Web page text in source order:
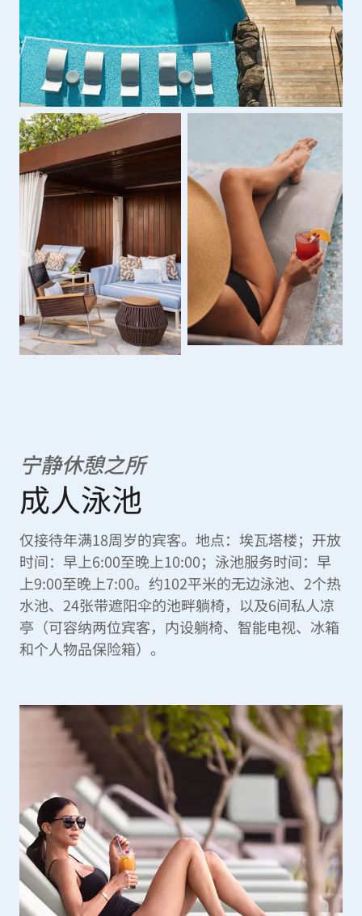
宁静休憩之所
成人泳池
仅接待年满18周岁的宾客。地点：埃瓦塔楼；开放
时间：早上6:00至晚上10:00；泳池服务时间：早
上9:00至晚上7:00。约102平米的无边泳池、2个热
水池、24张带遮阳伞的池畔躺椅，以及6间私人凉
亭（可容纳两位宾客，内设躺椅、智能电视、冰箱
和个人物品保险箱）。